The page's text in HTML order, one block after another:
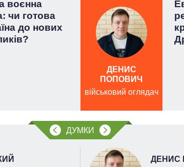
воєнна
чи готова
до нових
ДЕНИС
ПОПОВИЧ
військовий оглядач
ДУМКИ
ДЕНИС